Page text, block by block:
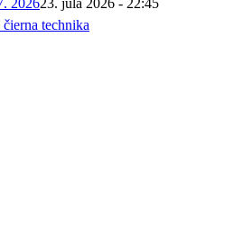
technika